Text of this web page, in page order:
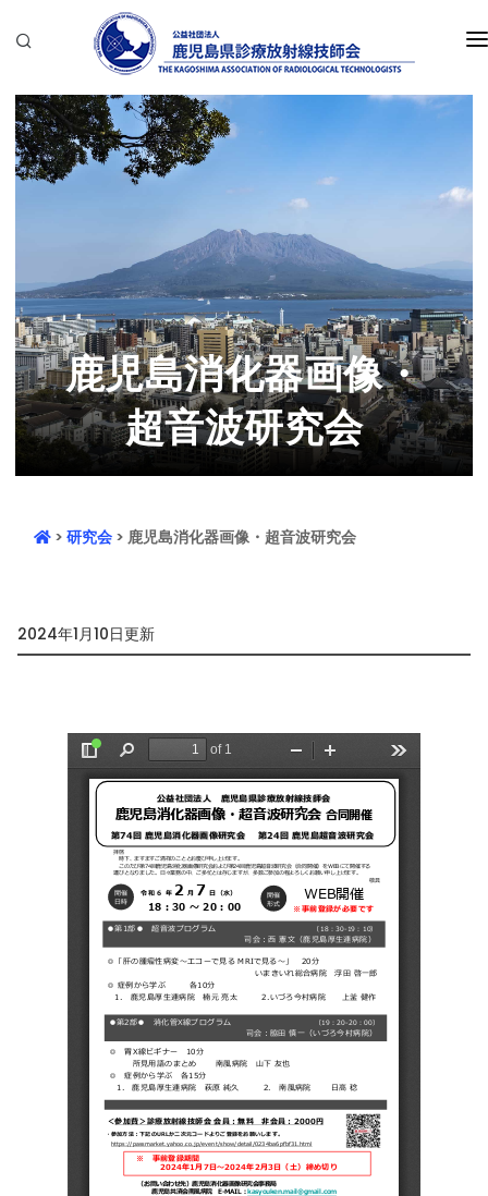
一般の方へ
放射線技師の方へ
会報バックナンバー
部会・研究会
お問合せ
会員サイト
鹿児島消化器画像・
超音波研究会
> 研究会 > 鹿児島消化器画像・超音波研究会
2024年1月10日更新